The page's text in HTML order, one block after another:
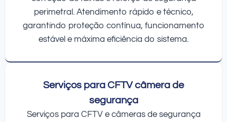
perimetral. Atendimento rápido e técnico,
garantindo proteção contínua, funcionamento
estável e máxima eficiência do sistema.
Serviços para CFTV câmera de
segurança
Serviços para CFTV e câmeras de segurança